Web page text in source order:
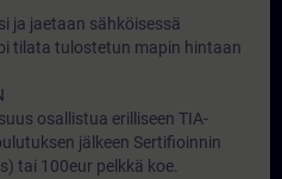
ja jaetaan sähköisessä
tilata tulostetun mapin hintaan
osallistua erilliseen TIA-
jälkeen Sertifioinnin
tai 100eur pelkkä koe.